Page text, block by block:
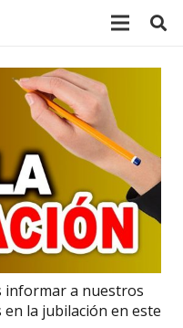
informar a nuestros
la jubilación en este